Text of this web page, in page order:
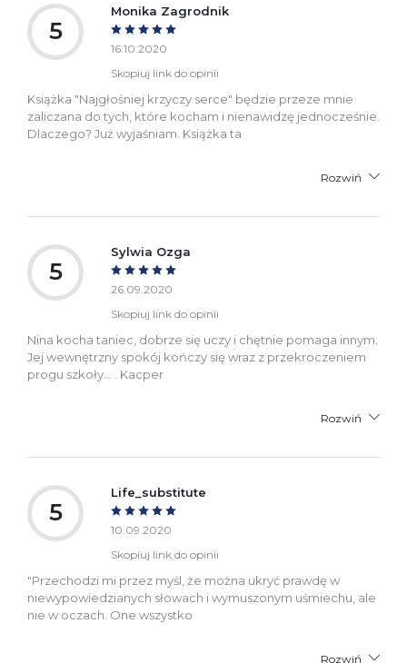
5
Monika Zagrodnik
16.10.2020
Skopiuj link do opinii
Książka "Najgłośniej krzyczy serce" będzie przeze mnie
zaliczana do tych, które kocham i nienawidzę jednocześnie.
Dlaczego? Już wyjaśniam. Książka ta
Rozwiń
5
Sylwia Ozga
26.09.2020
Skopiuj link do opinii
Nina kocha taniec, dobrze się uczy i chętnie pomaga innym.
Jej wewnętrzny spokój kończy się wraz z przekroczeniem
progu szkoły… . Kacper
Rozwiń
5
Life_substitute
10.09.2020
Skopiuj link do opinii
"Przechodzi mi przez myśl, że można ukryć prawdę w
niewypowiedzianych słowach i wymuszonym uśmiechu, ale
nie w oczach. One wszystko
Rozwiń